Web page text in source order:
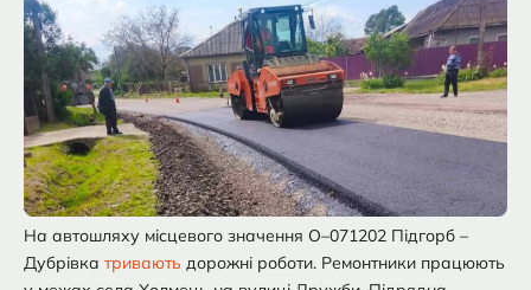
На автошляху місцевого значення О–071202 Підгорб –
Дубрівка тривають дорожні роботи. Ремонтники працюють